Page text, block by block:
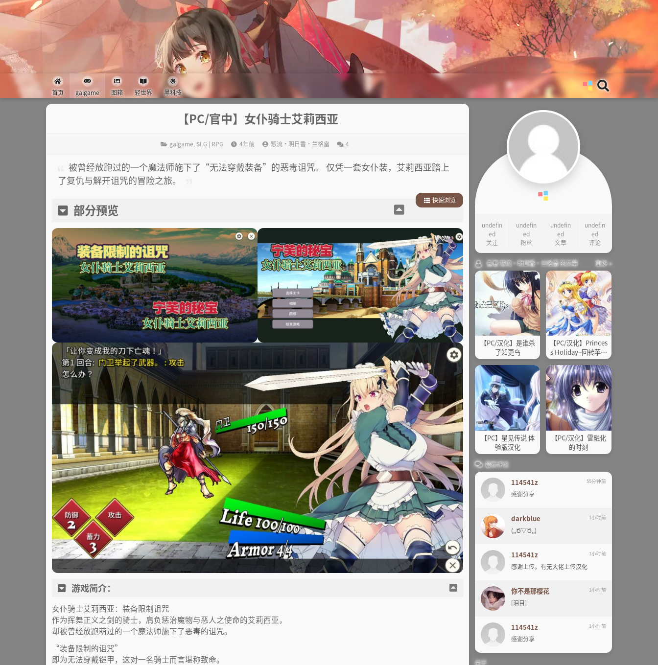
首页 galgame 图箱 轻世界 黑科技
【PC/官中】女仆骑士艾莉西亚
galgame, SLG | RPG 4年前 惣流·明日香·兰格雷 4
被曾经放跑过的一个魔法师施下了“无法穿戴装备”的恶毒诅咒。 仅凭一套女仆装，艾莉西亚踏上
了复仇与解开诅咒的冒险之旅。
快速浏览
3.其他：
部分预览
游戏简介：
女仆骑士艾莉西亚：装备限制诅咒
作为挥舞正义之剑的骑士，肩负惩治魔物与恶人之使命的艾莉西亚，
却被曾经放跑萌过的一个魔法师施下了恶毒的诅咒。
“装备限制的诅咒”
即为无法穿戴铠甲，这对一名骑士而言堪称致命。
undefin
ed
关注
undefin
ed
粉丝
undefin
ed
文章
undefin
ed
评论
查看 惣流·明日香·兰格雷 的文章 更多 »
【PC/汉化】是谁杀
了知更鸟
【PC/汉化】Princes
s Holiday~回转苹果
亭的一千零一夜~
【PC】星见传说 体
验版汉化
【PC/汉化】雪融化
的时刻
最新评论
114541z 55分钟前
感谢分享
darkblue 1小时前
(,,Ծ▽Ծ,,)
114541z 1小时前
感谢上传。有无大佬上传汉化
你不是那樱花 1小时前
[泪目]
114541z 1小时前
感谢分享
关于